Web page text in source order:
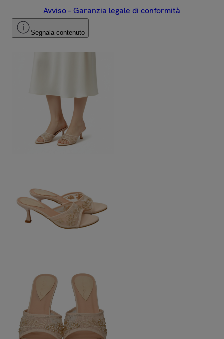
Avviso – Garanzia legale di conformità
Segnala contenuto